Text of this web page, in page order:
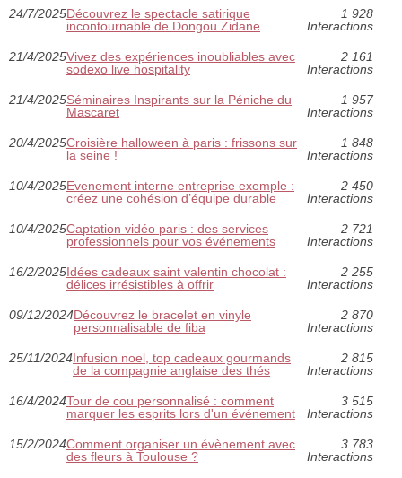
24/7/2025Découvrez le spectacle satirique
incontournable de Dongou Zidane
1 928
Interactions
21/4/2025Vivez des expériences inoubliables avec
sodexo live hospitality
2 161
Interactions
21/4/2025Séminaires Inspirants sur la Péniche du
Mascaret
1 957
Interactions
20/4/2025Croisière halloween à paris : frissons sur
la seine !
1 848
Interactions
10/4/2025Evenement interne entreprise exemple :
créez une cohésion d’équipe durable
2 450
Interactions
10/4/2025Captation vidéo paris : des services
professionnels pour vos événements
2 721
Interactions
16/2/2025Idées cadeaux saint valentin chocolat :
délices irrésistibles à offrir
2 255
Interactions
09/12/2024Découvrez le bracelet en vinyle
personnalisable de fiba
2 870
Interactions
25/11/2024Infusion noel, top cadeaux gourmands
de la compagnie anglaise des thés
2 815
Interactions
16/4/2024Tour de cou personnalisé : comment
marquer les esprits lors d'un événement
3 515
Interactions
15/2/2024Comment organiser un évènement avec
des fleurs à Toulouse ?
3 783
Interactions